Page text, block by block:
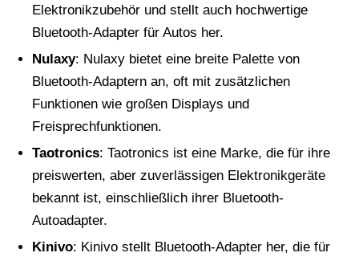
Elektronikzubehör und stellt auch hochwertige
Bluetooth-Adapter für Autos her.
Nulaxy: Nulaxy bietet eine breite Palette von
Bluetooth-Adaptern an, oft mit zusätzlichen
Funktionen wie großen Displays und
Freisprechfunktionen.
Taotronics: Taotronics ist eine Marke, die für ihre
preiswerten, aber zuverlässigen Elektronikgeräte
bekannt ist, einschließlich ihrer Bluetooth-
Autoadapter.
Kinivo: Kinivo stellt Bluetooth-Adapter her, die für